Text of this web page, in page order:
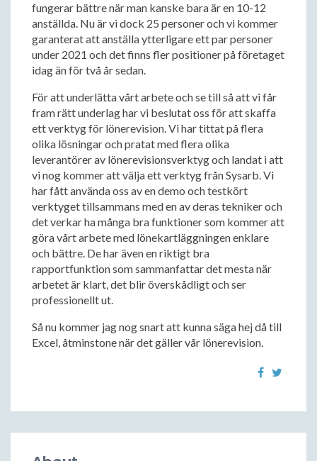
fungerar bättre när man kanske bara är en 10-12
anställda. Nu är vi dock 25 personer och vi kommer
garanterat att anställa ytterligare ett par personer
under 2021 och det finns fler positioner på företaget
idag än för två år sedan.
För att underlätta vårt arbete och se till så att vi får
fram rätt underlag har vi beslutat oss för att skaffa
ett verktyg för lönerevision. Vi har tittat på flera
olika lösningar och pratat med flera olika
leverantörer av lönerevisionsverktyg och landat i att
vi nog kommer att välja ett verktyg från Sysarb. Vi
har fått använda oss av en demo och testkört
verktyget tillsammans med en av deras tekniker och
det verkar ha många bra funktioner som kommer att
göra vårt arbete med lönekartläggningen enklare
och bättre. De har även en riktigt bra
rapportfunktion som sammanfattar det mesta när
arbetet är klart, det blir överskådligt och ser
professionellt ut.
Så nu kommer jag nog snart att kunna säga hej då till
Excel, åtminstone när det gäller vår lönerevision.